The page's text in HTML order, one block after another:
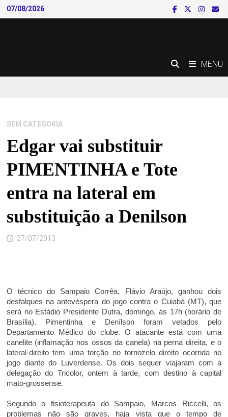
Skip
to
07/08/2026
MENU
SEM CATEGORIA
Edgar vai substituir
PIMENTINHA e Tote
entra na lateral em
substituição a Denilson
27/07/2013
O técnico do Sampaio Corrêa, Flávio Araújo, ganhou dois
desfalques na antevéspera do jogo contra o Cuiabá (MT), que
será no Estádio Presidente Dutra, domingo, às 17h (horário de
Brasília). Pimentinha e Denílson foram vetados pelo
Departamento Médico do clube. O atacante está com uma
canelite (inflamação nos ossos da canela) na perna direita, e o
lateral-direito tem uma torção no tornozelo direito ocorrida no
jogo diante do Luverdense. Os dois sequer viajaram com a
delegação do Tricolor, ontem à tarde, com destino à capital
mato-grossense.
Segundo o fisioterapeuta do Sampaio, Marcos Riccelli, os
problemas não são graves, haja vista que o tempo de